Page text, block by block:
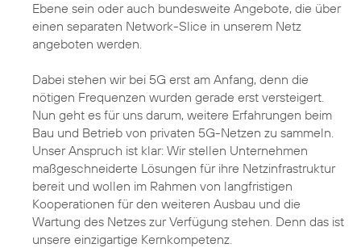
Ebene sein oder auch bundesweite Angebote, die über
einen separaten Network-Slice in unserem Netz
angeboten werden.
Dabei stehen wir bei 5G erst am Anfang, denn die
nötigen Frequenzen wurden gerade erst versteigert.
Nun geht es für uns darum, weitere Erfahrungen beim
Bau und Betrieb von privaten 5G-Netzen zu sammeln.
Unser Anspruch ist klar: Wir stellen Unternehmen
maßgeschneiderte Lösungen für ihre Netzinfrastruktur
bereit und wollen im Rahmen von langfristigen
Kooperationen für den weiteren Ausbau und die
Wartung des Netzes zur Verfügung stehen. Denn das ist
unsere einzigartige Kernkompetenz.